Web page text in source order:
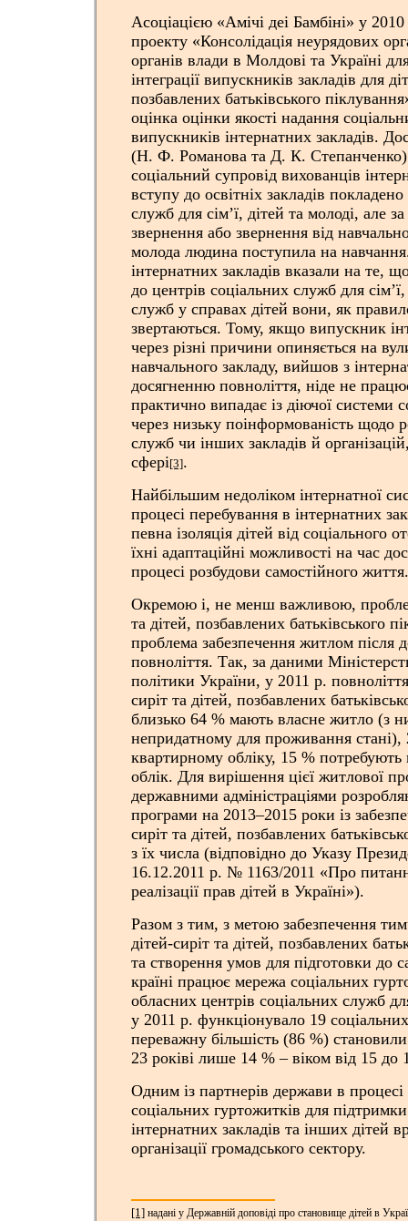
Асоціацією «Амічі деі Бамбіні» у
проекту «Консолідація неурядових
органів влади в Молдові та Україні
інтеграції випускників закладів для
позбавлених батьківського
оцінка оцінки якості надання
випускників інтернатних закладів.
(Н. Ф. Романова та Д. К.
соціальний супровід вихованців
вступу до освітніх закладів
служб для сім’ї, дітей та молоді, але
звернення або звернення від
молода людина поступила на
інтернатних закладів вказали на те,
до центрів соціальних служб для
служб у справах дітей вони, як
звертаються. Тому, якщо випускник
через різні причини опиняється на
навчального закладу, вийшов з
досягненню повноліття, ніде не
практично випадає із діючої системи
через низьку поінформованість щодо
служб чи інших закладів й
сфері[3].
Найбільшим недоліком інтернатної
процесі перебування в інтернатних
певна ізоляція дітей від соціального
їхні адаптаційні можливості на час
процесі розбудови самостійного життя.
Окремою і, не менш важливою,
та дітей, позбавлених батьківського
проблема забезпечення житлом після
повноліття. Так, за даними
політики України, у 2011 р.
сиріт та дітей, позбавлених
близько 64 % мають власне житло (з
непридатному для проживання стані),
квартирному обліку, 15 % потребують
облік. Для вирішення цієї житлової
державними адміністраціями
програми на 2013–2015 роки із
сиріт та дітей, позбавлених
з їх числа (відповідно до Указу
16.12.2011 р. № 1163/2011 «Про
реалізації прав дітей в Україні»).
Разом з тим, з метою забезпечення
дітей-сиріт та дітей, позбавлених
та створення умов для підготовки до
країні працює мережа соціальних
обласних центрів соціальних служб
у 2011 р. функціонувало 19
переважну більшість (86 %)
23 роківі лише 14 % – віком від 15 до
Одним із партнерів держави в
соціальних гуртожитків для
інтернатних закладів та інших дітей
організації громадського сектору.
[1] надані у Державній доповіді про становище дітей в